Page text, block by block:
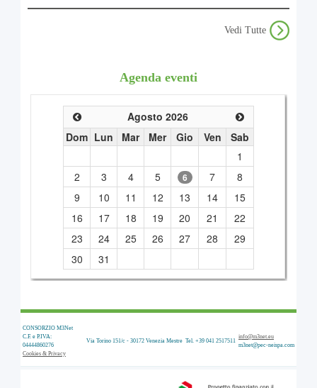
Vedi Tutte
Agenda eventi
CONSORZIO M3Net
C.F. e P.IVA:
04444860276
Cookies & Privacy
Via Torino 151/c - 30172 Venezia Mestre Tel. +39 041 2517511
info@m3net.eu
m3net@pec-neispa.com